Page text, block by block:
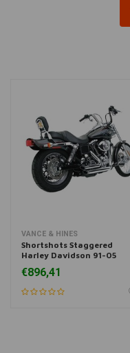
VANCE & HINES
Shortshots Staggered
Harley Davidson 91-05
Dyna
€896,41